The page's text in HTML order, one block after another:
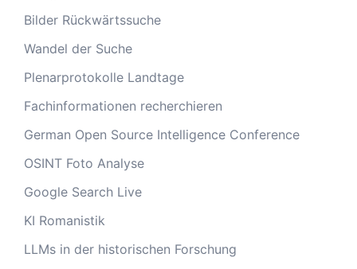
Bilder Rückwärtssuche
Wandel der Suche
Plenarprotokolle Landtage
Fachinformationen recherchieren
German Open Source Intelligence Conference
OSINT Foto Analyse
Google Search Live
KI Romanistik
LLMs in der historischen Forschung